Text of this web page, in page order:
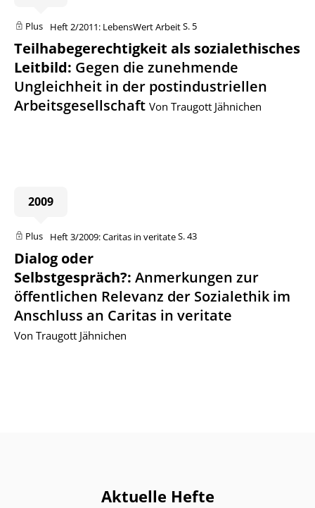
Plus Heft 2/2011: LebensWert ArbeitS. 5
Teilhabegerechtigkeit als sozialethisches
Leitbild: Gegen die zunehmende
Ungleichheit in der postindustriellen
Arbeitsgesellschaft Von Traugott Jähnichen
2009
Plus Heft 3/2009: Caritas in veritateS. 43
Dialog oder
Selbstgespräch?: Anmerkungen zur
öffentlichen Relevanz der Sozialethik im
Anschluss an Caritas in veritate
Von Traugott Jähnichen
Aktuelle Hefte